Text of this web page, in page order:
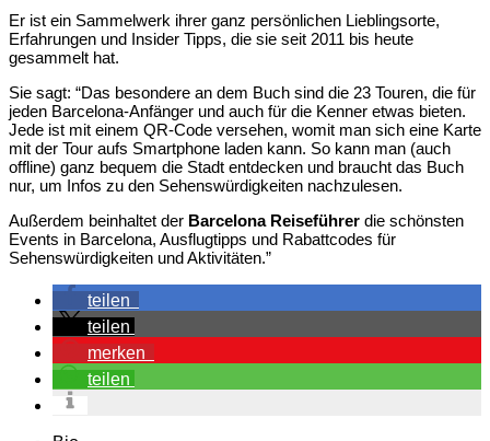
Er ist ein Sammelwerk ihrer ganz persönlichen Lieblingsorte,
Erfahrungen und Insider Tipps, die sie seit 2011 bis heute
gesammelt hat.
Sie sagt: “Das besondere an dem Buch sind die 23 Touren, die für
jeden Barcelona-Anfänger und auch für die Kenner etwas bieten.
Jede ist mit einem QR-Code versehen, womit man sich eine Karte
mit der Tour aufs Smartphone laden kann. So kann man (auch
offline) ganz bequem die Stadt entdecken und braucht das Buch
nur, um Infos zu den Sehenswürdigkeiten nachzulesen.
Außerdem beinhaltet der Barcelona Reiseführer die schönsten
Events in Barcelona, Ausflugtipps und Rabattcodes für
Sehenswürdigkeiten und Aktivitäten.”
teilen
teilen
merken
teilen